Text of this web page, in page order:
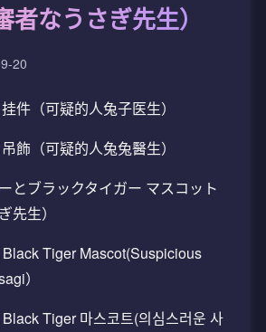
者なうさぎ先生）
20
件（可疑的人兔子医生）
飾（可疑的人兔兔醫生）
とブラックタイガー マスコット
先生）
Tiger Mascot(Suspicious
）
Tiger 마스코트(의심스러운 사